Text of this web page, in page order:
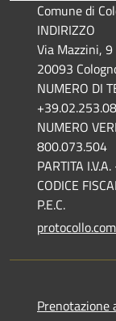
Comune di
INDIRIZZO
Via Mazzini, 9
20093
NUMERO DI
NUMERO
800.073.504
PARTITA
CODICE
P.E.C.
Prenotazione